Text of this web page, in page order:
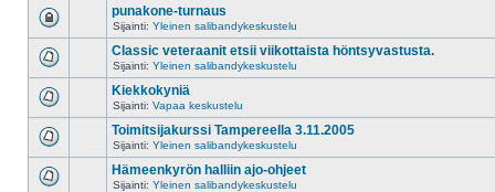
punakone-turnaus
Sijainti: Yleinen salibandykeskustelu
Classic veteraanit etsii viikottaista höntsyvastusta.
Sijainti: Yleinen salibandykeskustelu
Kiekkokyniä
Sijainti: Vapaa keskustelu
Toimitsijakurssi Tampereella 3.11.2005
Sijainti: Yleinen salibandykeskustelu
Hämeenkyrön halliin ajo-ohjeet
Sijainti: Yleinen salibandykeskustelu